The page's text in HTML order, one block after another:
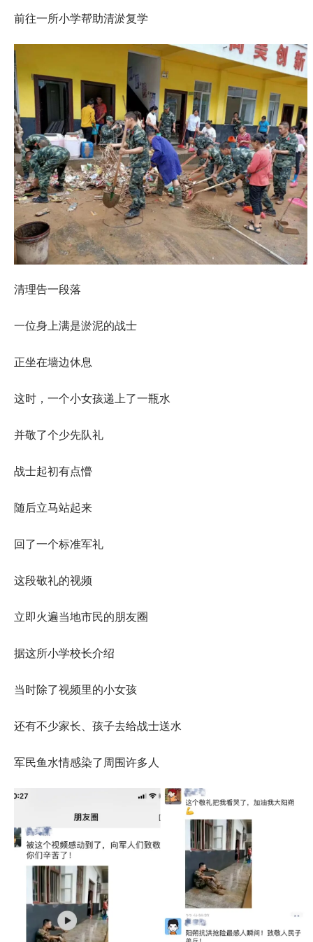
前往一所小学帮助清淤复学
清理告一段落
一位身上满是淤泥的战士
正坐在墙边休息
这时，一个小女孩递上了一瓶水
并敬了个少先队礼
战士起初有点懵
随后立马站起来
回了一个标准军礼
这段敬礼的视频
立即火遍当地市民的朋友圈
据这所小学校长介绍
当时除了视频里的小女孩
还有不少家长、孩子去给战士送水
军民鱼水情感染了周围许多人